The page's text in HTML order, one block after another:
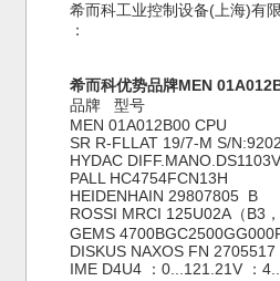
希而科工业控制设备(上海)
：
希而科优势品牌MEN
品牌 型号
MEN 01A012B00 CPU
SR R-FLLAT 19/7-M S/
HYDAC
PALL HC4754FCN13H
HEIDENHAIN 29807805 B
ROSSI MRCI 125U02A（B3
GEMS
DISKUS NAXOS FN
IME D4U4 ：0...121.21V ：